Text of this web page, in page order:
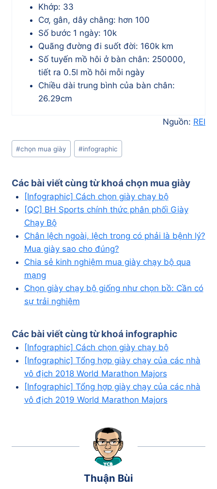
Khớp: 33
Cơ, gân, dây chằng: hơn 100
Số bước 1 ngày: 10k
Quãng đường đi suốt đời: 160k km
Số tuyến mồ hôi ở bàn chân: 250000,
tiết ra 0.5l mồ hôi mỗi ngày
Chiều dài trung bình của bàn chân:
26.29cm
Nguồn: REI
Post
Tags:
#chọn mua giày #infographic
Các bài viết cùng từ khoá chọn mua giày
[Infographic] Cách chọn giày chạy bộ
[QC] BH Sports chính thức phân phối Giày
Chạy Bộ
Chân lệch ngoài, lệch trong có phải là bệnh lý?
Mua giày sao cho đúng?
Chia sẻ kinh nghiệm mua giày chạy bộ qua
mạng
Chọn giày chạy bộ giống như chọn bồ: Cần có
sự trải nghiệm
Các bài viết cùng từ khoá infographic
[Infographic] Cách chọn giày chạy bộ
[Infographic] Tổng hợp giày chạy của các nhà
vô địch 2018 World Marathon Majors
[Infographic] Tổng hợp giày chạy của các nhà
vô địch 2019 World Marathon Majors
Thuận Bùi